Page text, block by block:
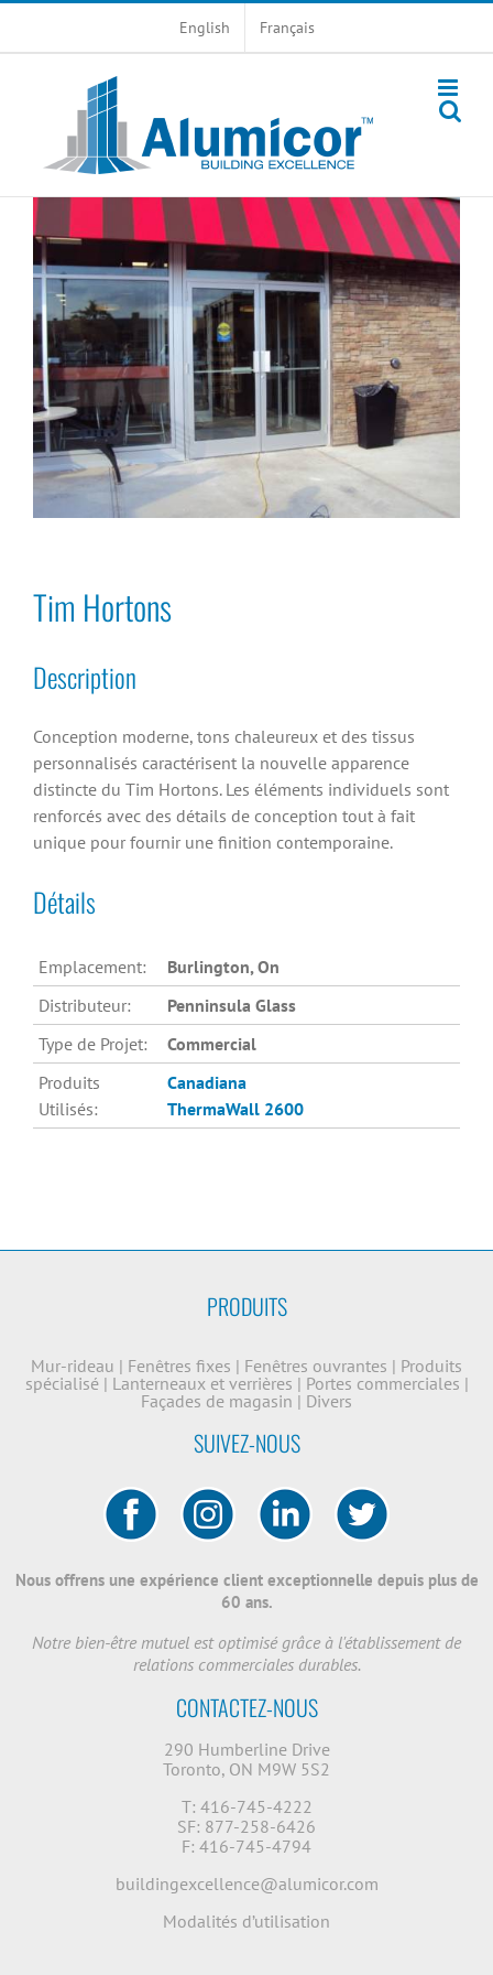
English Français
Tim Hortons
Description
Conception moderne, tons chaleureux et des tissus
personnalisés caractérisent la nouvelle apparence
distincte du Tim Hortons. Les éléments individuels sont
renforcés avec des détails de conception tout à fait
unique pour fournir une finition contemporaine.
Détails
Emplacement:
Burlington, On
Distributeur:
Penninsula Glass
Type de Projet:
Commercial
Produits
Utilisés:
Canadiana
ThermaWall 2600
PRODUITS
Mur-rideau | Fenêtres fixes | Fenêtres ouvrantes | Produits
spécialisé | Lanterneaux et verrières | Portes commerciales |
Façades de magasin | Divers
SUIVEZ-NOUS
Nous offrens une expérience client exceptionnelle depuis plus de
60 ans.
Notre bien-être mutuel est optimisé grâce à l'établissement de
relations commerciales durables.
CONTACTEZ-NOUS
290 Humberline Drive
Toronto, ON M9W 5S2
T: 416-745-4222
SF: 877-258-6426
F: 416-745-4794
buildingexcellence@alumicor.com
Modalités d’utilisation